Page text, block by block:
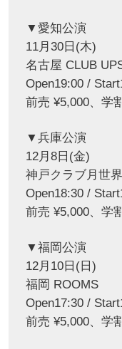
▼愛知公演
11月30日(木)
名古屋 CLUB
Open19:00 /
前売 ¥5,000、学
▼兵庫公演
12月8日(金)
神戸クラブ月世界
Open18:30 /
前売 ¥5,000、学
▼福岡公演
12月10日(日)
福岡 ROOMS
Open17:30 /
前売 ¥5,000、学